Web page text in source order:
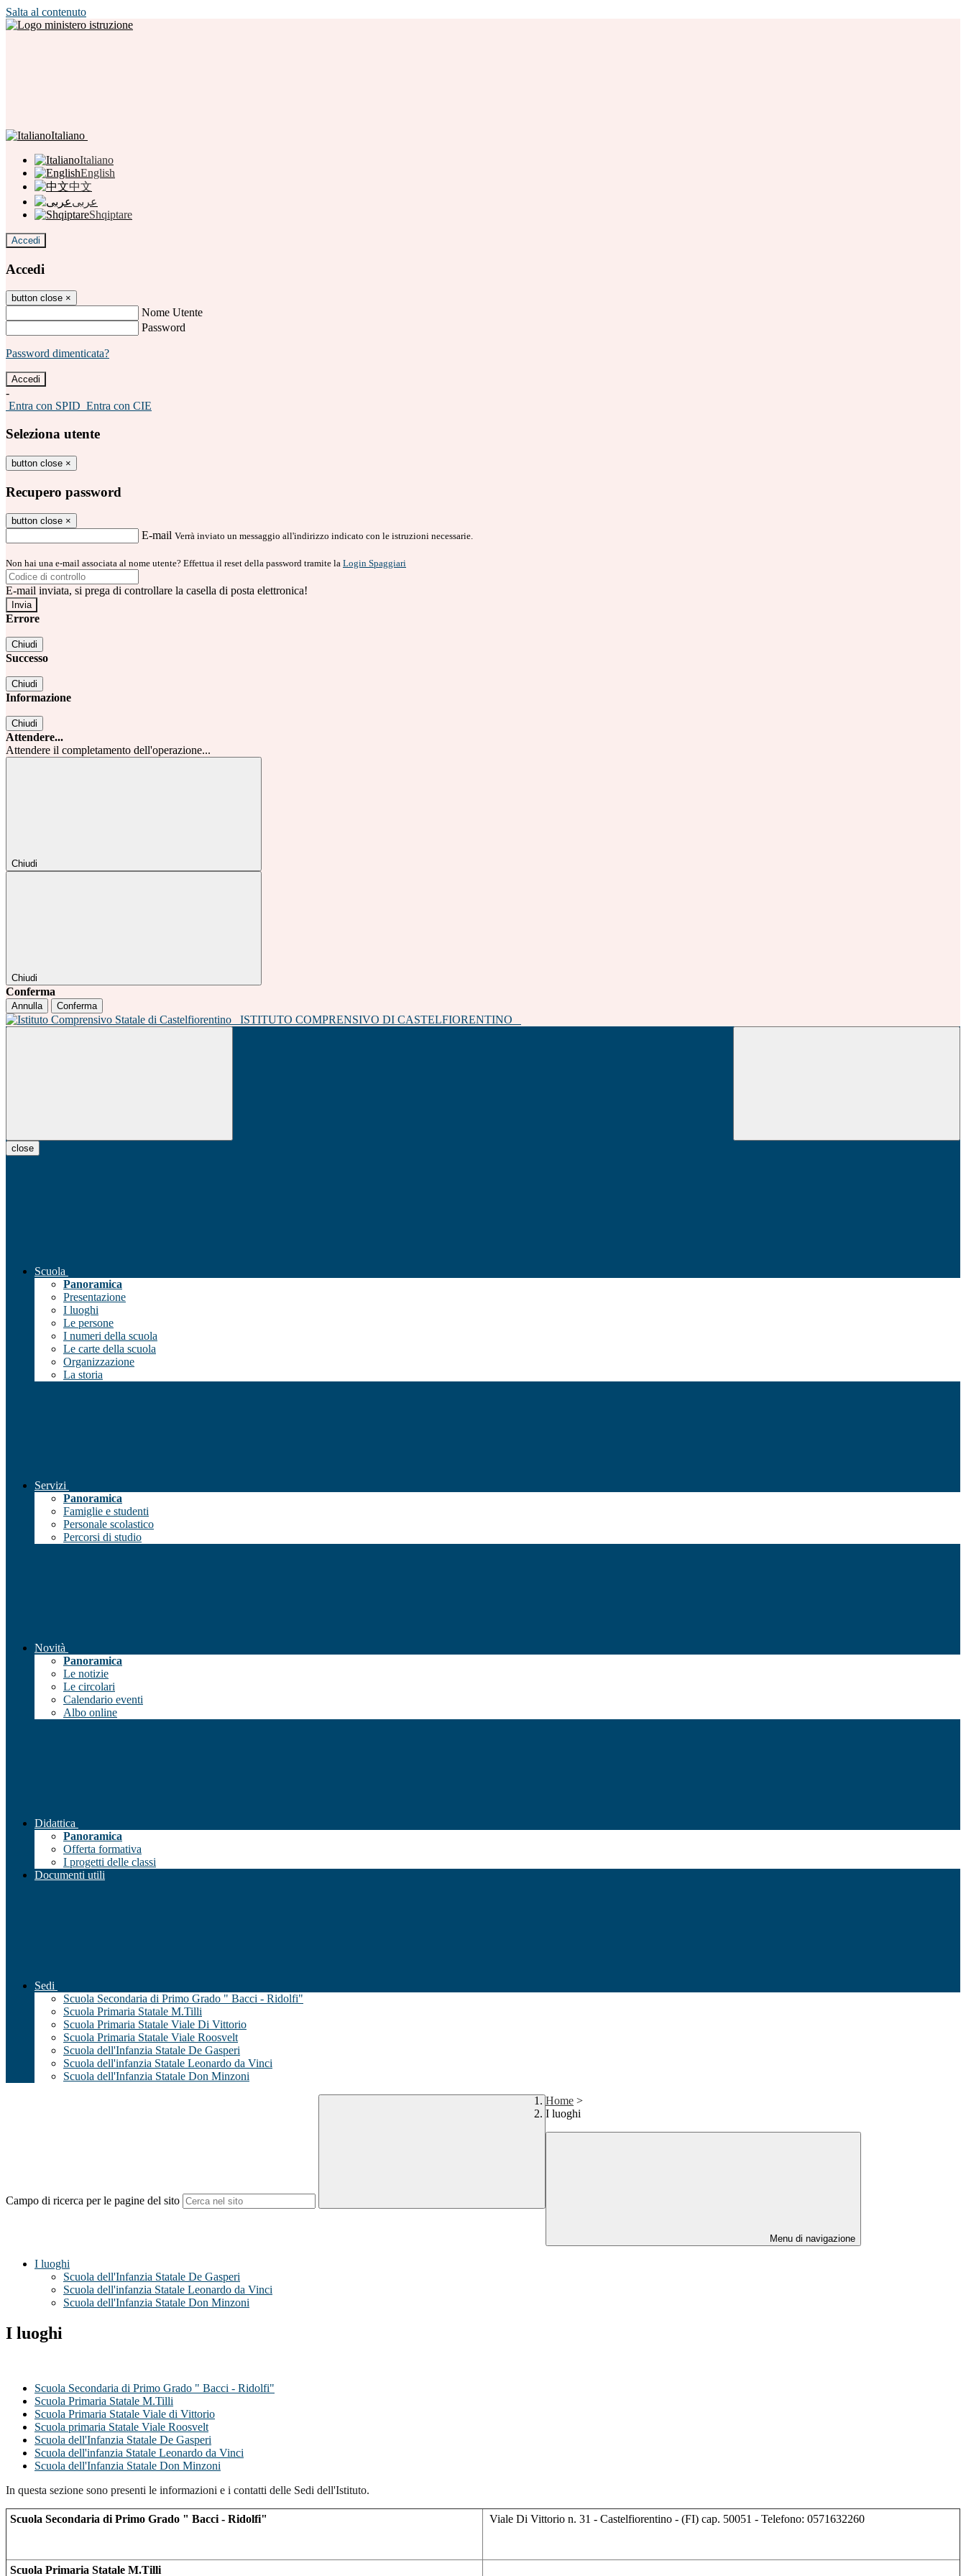
Salta al contenuto
Italiano
Italiano
English
中文
عربى
Shqiptare
Accedi
Accedi
button close ×
Nome Utente
Password
Password dimenticata?
-
Entra con SPID Entra con CIE
Seleziona utente
button close ×
Recupero password
button close ×
E-mail Verrà inviato un messaggio all'indirizzo indicato con le istruzioni necessarie.
Non hai una e-mail associata al nome utente? Effettua il reset della password tramite la Login Spaggiari
E-mail inviata, si prega di controllare la casella di posta elettronica!
Errore
Chiudi
Successo
Chiudi
Informazione
Chiudi
Attendere...
Attendere il completamento dell'operazione...
Chiudi
Chiudi
Conferma
Annulla Conferma
ISTITUTO COMPRENSIVO DI CASTELFIORENTINO
close
Scuola
Panoramica
Presentazione
I luoghi
Le persone
I numeri della scuola
Le carte della scuola
Organizzazione
La storia
Servizi
Panoramica
Famiglie e studenti
Personale scolastico
Percorsi di studio
Novità
Panoramica
Le notizie
Le circolari
Calendario eventi
Albo online
Didattica
Panoramica
Offerta formativa
I progetti delle classi
Documenti utili
Sedi
Scuola Secondaria di Primo Grado " Bacci - Ridolfi"
Scuola Primaria Statale M.Tilli
Scuola Primaria Statale Viale Di Vittorio
Scuola Primaria Statale Viale Roosvelt
Scuola dell'Infanzia Statale De Gasperi
Scuola dell'infanzia Statale Leonardo da Vinci
Scuola dell'Infanzia Statale Don Minzoni
Campo di ricerca per le pagine del sito
Home >
I luoghi
Menu di navigazione
I luoghi
Scuola dell'Infanzia Statale De Gasperi
Scuola dell'infanzia Statale Leonardo da Vinci
Scuola dell'Infanzia Statale Don Minzoni
I luoghi
Scuola Secondaria di Primo Grado " Bacci - Ridolfi"
Scuola Primaria Statale M.Tilli
Scuola Primaria Statale Viale di Vittorio
Scuola primaria Statale Viale Roosvelt
Scuola dell'Infanzia Statale De Gasperi
Scuola dell'infanzia Statale Leonardo da Vinci
Scuola dell'Infanzia Statale Don Minzoni
In questa sezione sono presenti le informazioni e i contatti delle Sedi dell'Istituto.
Scuola Secondaria di Primo Grado " Bacci - Ridolfi" Viale Di Vittorio n. 31 - Castelfiorentino - (FI) cap. 50051 - Telefono: 0571632260
Scuola Primaria Statale M.Tilli